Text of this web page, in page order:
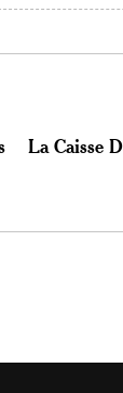
La Caisse